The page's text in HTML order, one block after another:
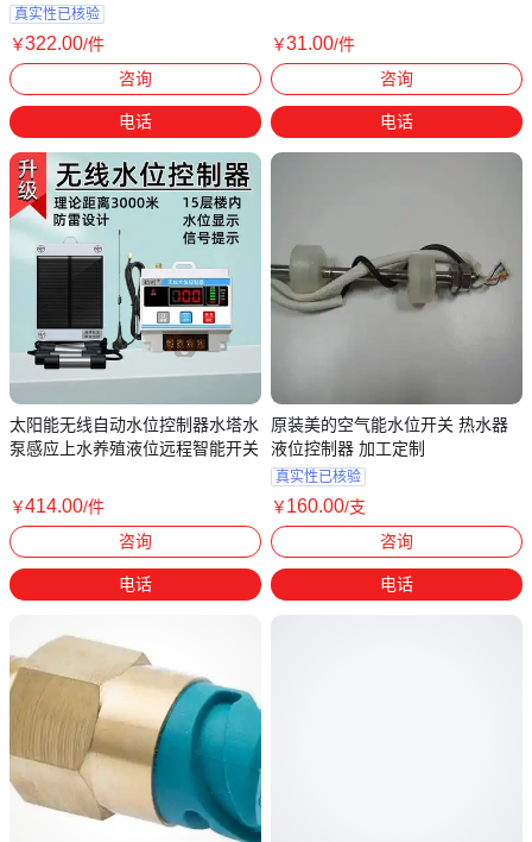
真实性已核验
￥322.00/件
咨询
电话
太阳能无线自动水位控制器水塔水
泵感应上水养殖液位远程智能开关
￥414.00/件
咨询
电话
￥31.00/件
咨询
电话
原装美的空气能水位开关 热水器
液位控制器 加工定制
真实性已核验
￥160.00/支
咨询
电话